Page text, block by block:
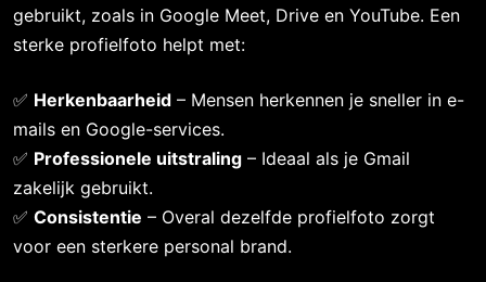
gebruikt, zoals in Google Meet, Drive en YouTube. Een
sterke profielfoto helpt met:
✅ Herkenbaarheid – Mensen herkennen je sneller in e-
mails en Google-services.
✅ Professionele uitstraling – Ideaal als je Gmail
zakelijk gebruikt.
✅ Consistentie – Overal dezelfde profielfoto zorgt
voor een sterkere personal brand.